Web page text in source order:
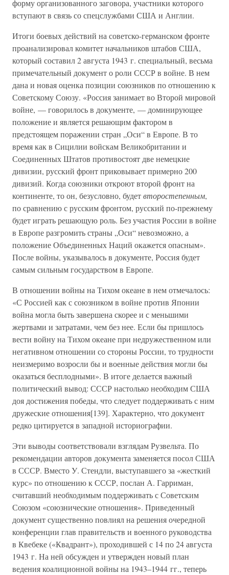
форму организованного заговора, участники которого
вступают в связь со спецслужбами США и Англии.
Итоги боевых действий на советско-германском фронте
проанализировал комитет начальников штабов США,
который составил 2 августа 1943 г. специальный, весьма
примечательный документ о роли СССР в войне. В нем
дана и новая оценка позиции союзников по отношению к
Советскому Союзу. «Россия занимает во Второй мировой
войне, — говорилось в документе, — доминирующее
положение и является решающим фактором в
предстоящем поражении стран „Оси“ в Европе. В то
время как в Сицилии войскам Великобритании и
Соединенных Штатов противостоят две немецкие
дивизии, русский фронт приковывает примерно 200
дивизий. Когда союзники откроют второй фронт на
континенте, то он, безусловно, будетвторостепенным,
по сравнению с русским фронтом, русский по-прежнему
будет играть решающую роль. Без участия России в войне
в Европе разгромить страны „Оси“ невозможно, а
положение Объединенных Наций окажется опасным».
После войны, указывалось в документе, Россия будет
самым сильным государством в Европе.
В отношении войны на Тихом океане в нем отмечалось:
«С Россией как с союзником в войне против Японии
война могла быть завершена скорее и с меньшими
жертвами и затратами, чем без нее. Если бы пришлось
вести войну на Тихом океане при недружественном или
негативном отношении со стороны России, то трудности
неизмеримо возросли бы и военные действия могли бы
оказаться бесплодными». В итоге делается важный
политический вывод: СССР настолько необходим США
доя достижения победы, что следует поддерживать с ним
дружеские отношения[139]. Характерно, что документ
редко цитируется в западной историографии.
Эти выводы соответствовали взглядам Рузвельта. По
рекомендации авторов документа заменяется посол США
в СССР. Вместо У. Стендли, выступавшего за «жесткий
курс» по отношению к СССР, послан А. Гарриман,
считавший необходимым поддерживать с Советским
Союзом «союзнические отношения». Приведенный
документ существенно повлиял на решения очередной
конференции глав правительств и военного руководства
в Квебеке («Квадрант»), проходившей с 14 по 24 августа
1943 г. На ней обсужден и утвержден новый план
ведения коалиционной войны на 1943–1944 гг., теперь